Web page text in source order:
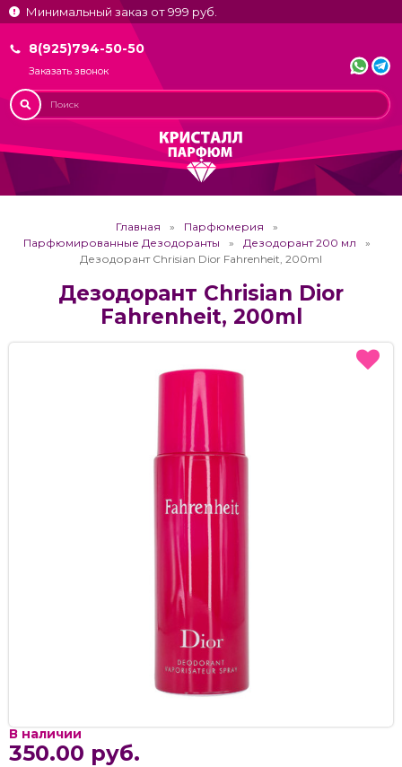
Минимальный заказ от 999 руб.
8(925)794-50-50
Заказать звонок
Главная
Парфюмерия
Парфюмированные Дезодоранты
Дезодорант 200 мл
Дезодорант Chrisian Dior Fahrenheit, 200ml
Дезодорант Chrisian Dior
Fahrenheit, 200ml
В наличии
350.00 руб.